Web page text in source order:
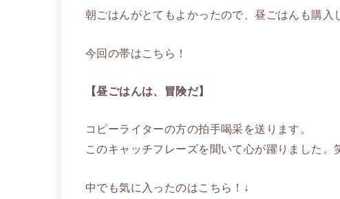
朝ごはんがとてもよかったので、昼ごはんも購入
今回の帯はこちら！
【昼ごはんは、冒険だ】
コピーライターの方の拍手喝采を送ります。
このキャッチフレーズを聞いて心が躍りました。
中でも気に入ったのはこちら！↓